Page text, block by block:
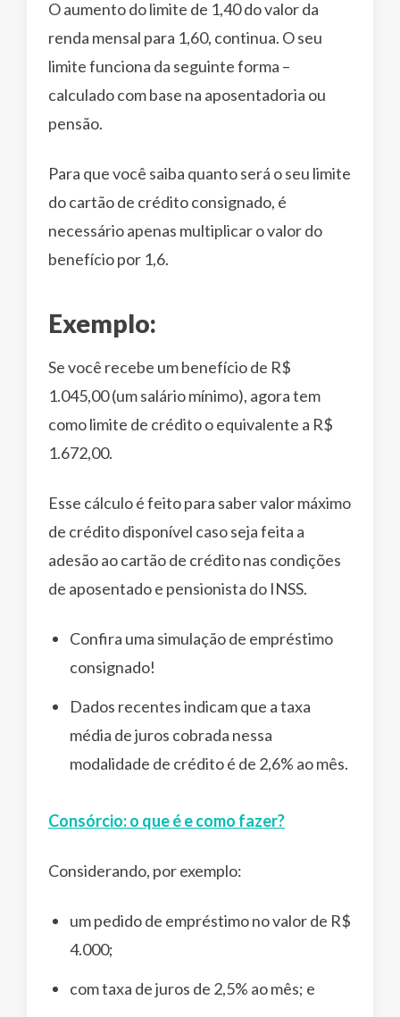
O aumento do limite de 1,40 do valor da
renda mensal para 1,60, continua. O seu
limite funciona da seguinte forma –
calculado com base na aposentadoria ou
pensão.
Para que você saiba quanto será o seu limite
do cartão de crédito consignado, é
necessário apenas multiplicar o valor do
benefício por 1,6.
Exemplo:
Se você recebe um benefício de R$
1.045,00 (um salário mínimo), agora tem
como limite de crédito o equivalente a R$
1.672,00.
Esse cálculo é feito para saber valor máximo
de crédito disponível caso seja feita a
adesão ao cartão de crédito nas condições
de aposentado e pensionista do INSS.
Confira uma simulação de empréstimo
consignado!
Dados recentes indicam que a taxa
média de juros cobrada nessa
modalidade de crédito é de 2,6% ao mês.
Consórcio: o que é e como fazer?
Considerando, por exemplo:
um pedido de empréstimo no valor de R$
4.000;
com taxa de juros de 2,5% ao mês; e